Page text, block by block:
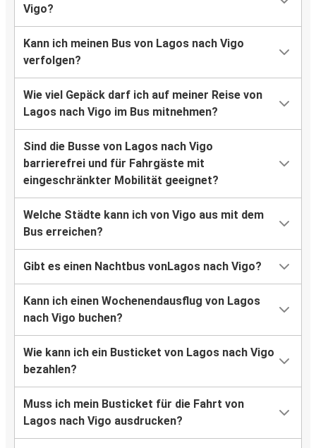
Vigo?
Kann ich meinen Bus von Lagos nach Vigo
verfolgen?
Wie viel Gepäck darf ich auf meiner Reise von
Lagos nach Vigo im Bus mitnehmen?
Sind die Busse von Lagos nach Vigo
barrierefrei und für Fahrgäste mit
eingeschränkter Mobilität geeignet?
Welche Städte kann ich von Vigo aus mit dem
Bus erreichen?
Gibt es einen Nachtbus vonLagos nach Vigo?
Kann ich einen Wochenendausflug von Lagos
nach Vigo buchen?
Wie kann ich ein Busticket von Lagos nach Vigo
bezahlen?
Muss ich mein Busticket für die Fahrt von
Lagos nach Vigo ausdrucken?